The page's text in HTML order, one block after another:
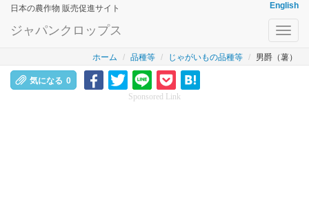
日本の農作物 販売促進サイト English
ジャパンクロップス
ホーム 品種等 じゃがいもの品種等 男爵（薯）
気になる 0
Sponsored Link